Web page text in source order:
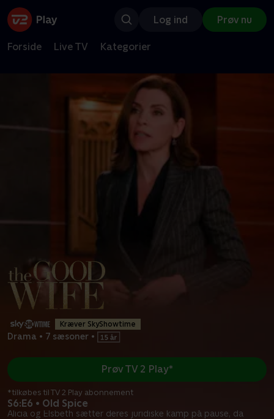
Log ind Prøv nu
Forside Live TV Kategorier
Kræver SkyShowtime
Drama • 7 sæsoner •
S6:E6 • Old Spice
Alicia og Elsbeth sætter deres juridiske kamp på pause, da
Prøv TV 2 Play*
*tilkøbes til TV 2 Play abonnement